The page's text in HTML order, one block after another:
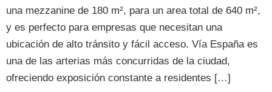
una mezzanine de 180 m², para un area total de 640 m²,
y es perfecto para empresas que necesitan una
ubicación de alto tránsito y fácil acceso. Vía España es
una de las arterias más concurridas de la ciudad,
ofreciendo exposición constante a residentes […]